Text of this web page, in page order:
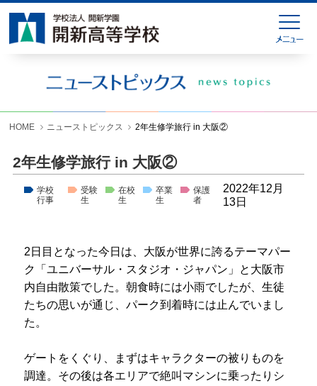
HOME ニューストピックス 2年生修学旅行 in 大阪②
2年生修学旅行 in 大阪②
学校
行事
受験
生
在校
生
卒業
生
保護
者
2022年12月
13日
2日目となった今日は、大阪が世界に誇るテーマパー
ク「ユニバーサル・スタジオ・ジャパン」と大阪市
内自由散策でした。朝食時には小雨でしたが、生徒
たちの思いが通じ、パーク到着時には止んでいまし
た。
ゲートをくぐり、まずはキャラクターの被りものを
調達。その後は各エリアで絶叫マシンに乗ったりシ
HOME
緊急連絡
ニューストピックス
学校生活
入試情報
お問い合わせ
各種様式ダウンロード
プライバシーポリシー
サイトマップ